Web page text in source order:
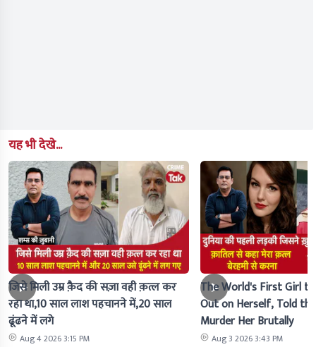
यह भी देखे...
जिसे मिली उम्र क़ैद की सज़ा वही क़त्ल कर
रहा था,10 साल लाश पहचानने में,20 साल
ढूंढने में लगे
Aug 4 2026 3:15 PM
The World's First Girl
Out on Herself, Told
Murder Her Brutally
Aug 3 2026 3:43 PM